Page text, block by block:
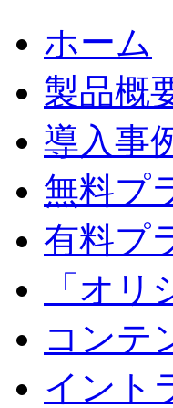
ホーム
製品概
導入事
無料プ
有料プ
「オ
コンテ
イント